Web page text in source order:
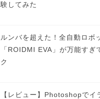
験してみた
ルンバを超えた！全自動ロボ
「ROIDMI EVA」が万能すぎ
ク
【レビュー】Photoshopでイ